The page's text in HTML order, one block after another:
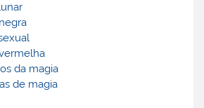
da magia
de magia